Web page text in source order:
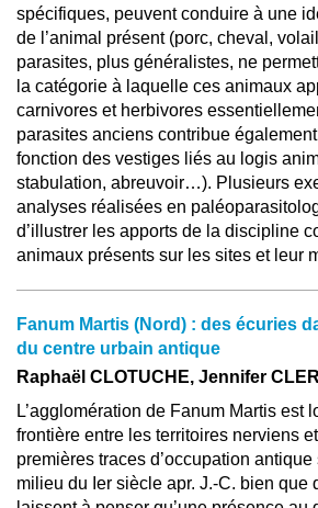
spécifiques, peuvent conduire à une
de l’animal présent (porc, cheval,
parasites, plus généralistes, ne
la catégorie à laquelle ces animaux
carnivores et herbivores
parasites anciens contribue
fonction des vestiges liés au logis
stabulation, abreuvoir…). Plusieurs
analyses réalisées en
d’illustrer les apports de la discipline
animaux présents sur les sites et leur
Fanum Martis (Nord) : des écuries
du centre urbain antique
Raphaël CLOTUCHE, Jennifer
L’agglomération de Fanum Martis est
frontière entre les territoires nerviens
premières traces d’occupation
milieu du Ier siècle apr. J.-C. bien que